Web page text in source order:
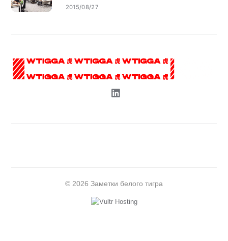
2015/08/27
© 2026 Заметки белого тигра